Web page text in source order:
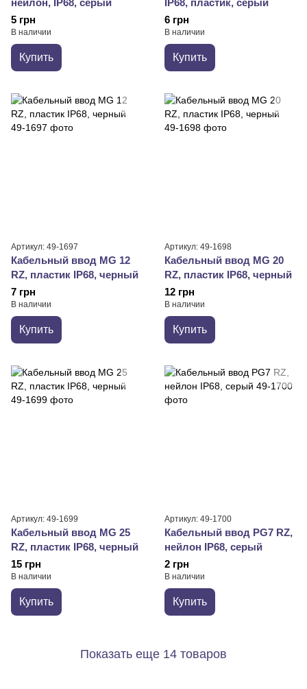
нейлон, IP68, серый
5 грн
В наличии
Купить
IP68, пластик, серый
6 грн
В наличии
Купить
Артикул: 49-1697
Кабельный ввод MG 12
RZ, пластик IP68, черный
7 грн
В наличии
Купить
Артикул: 49-1698
Кабельный ввод MG 20
RZ, пластик IP68, черный
12 грн
В наличии
Купить
Артикул: 49-1699
Кабельный ввод MG 25
RZ, пластик IP68, черный
15 грн
В наличии
Купить
Артикул: 49-1700
Кабельный ввод PG7 RZ,
нейлон IP68, серый
2 грн
В наличии
Купить
Показать еще 14 товаров